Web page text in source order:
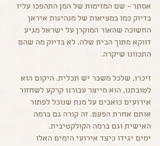
אסתר – שם המזימות של המן התהפכו עליו
בדיוק כמו במציאות של מנהיגות איראן
החשוכה שהאור המוקרן על ישראל מגיע
דווקא מתוך הבית שלה. לא בדיוק מה שהם
התכוונו שיקרה.
זיכרו, שלכל משבר יש תכלית. היקום הוא
לטובתנו, הוא מייצר עבורנו קרקע לשחזור
אירועים כואבים על מנת שנוכל לפתור
אותם אחרת הפעם. זה קורה גם ברמה
האישית וגם ברמה הקולקטיבית.
ימים יגידו כיצד אירועי הימים האלו